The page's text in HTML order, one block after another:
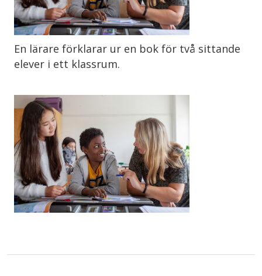
En lärare förklarar ur en bok för två sittande
elever i ett klassrum.